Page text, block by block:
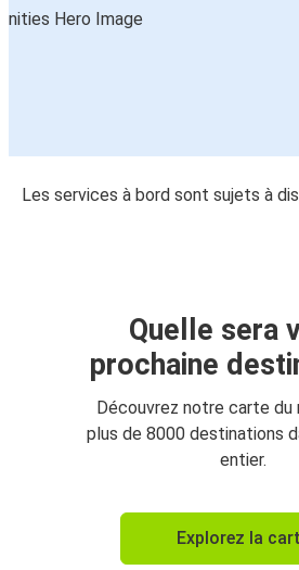
Les services à bord sont sujets à
Quelle sera
prochaine
Découvrez notre carte du
plus de 8000 destinations
entier.
Explorez la